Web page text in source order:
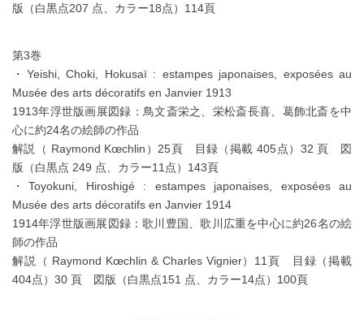
版（白黒点207 点、カラー18点）114頁
第3巻
・Yeishi, Choki, Hokusaï : estampes japonaises, exposées au
Musée des arts décoratifs en Janvier 1913
1913年浮世版画展図録：鳥文斎栄之、栄松斎長喜、葛飾北斎を中
心に約24名の絵師の作品
解説（ Raymond Kœchlin）25頁 目録（掲載 405点）32 頁 図
版（白黒点 249 点、カラー11点）143頁
・Toyokuni, Hiroshigé : estampes japonaises, exposées au
Musée des arts décoratifs en Janvier 1914
1914年浮世版画展図録：歌川豊国、歌川広重を中心に約26名の絵
師の作品
解説（ Raymond Kœchlin & Charles Vignier）11頁 目録（掲載
404点）30 頁 図版（白黒点151 点、カラー14点）100頁